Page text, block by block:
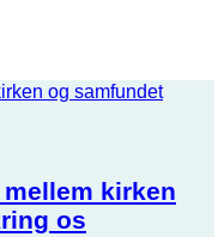
kirken
os